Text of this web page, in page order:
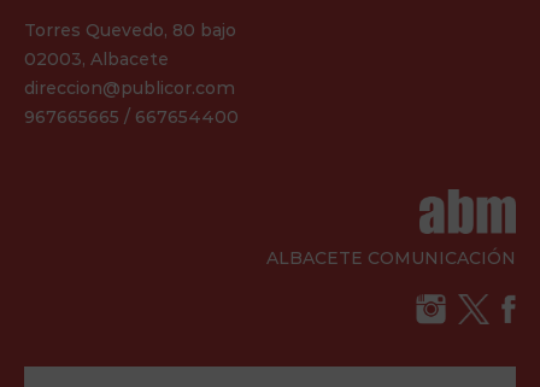
Torres Quevedo, 80 bajo
02003, Albacete
direccion@publicor.com
967665665 / 667654400
ALBACETE COMUNICACIÓN